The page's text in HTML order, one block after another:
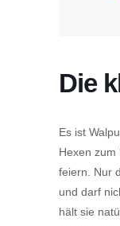
Die
Es ist
Hexen zum
feiern. Nur
und darf
hält sie